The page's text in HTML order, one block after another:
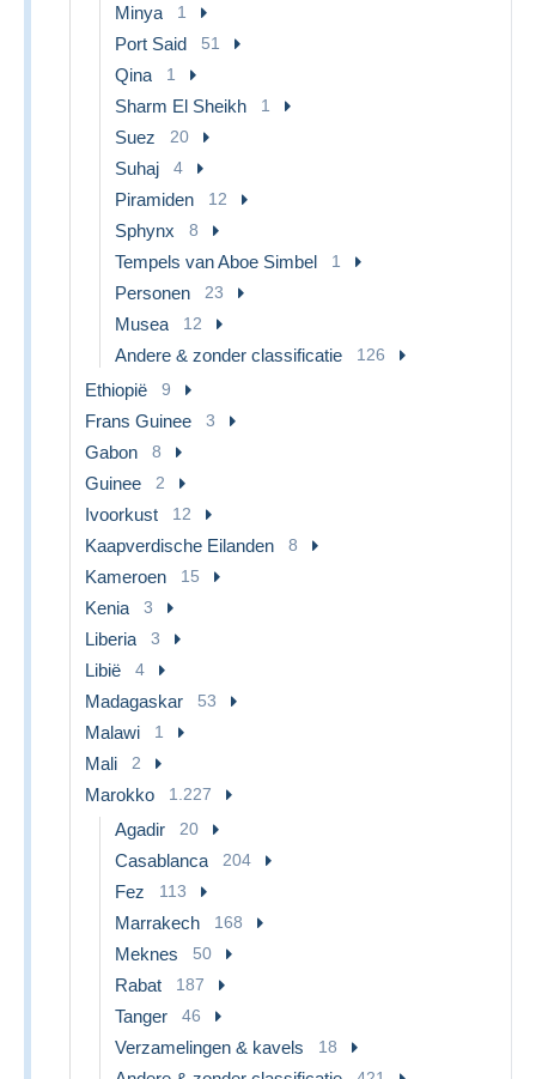
Minya 1
Port Said 51
Qina 1
Sharm El Sheikh 1
Suez 20
Suhaj 4
Piramiden 12
Sphynx 8
Tempels van Aboe Simbel 1
Personen 23
Musea 12
Andere & zonder classificatie 126
Ethiopië 9
Frans Guinee 3
Gabon 8
Guinee 2
Ivoorkust 12
Kaapverdische Eilanden 8
Kameroen 15
Kenia 3
Liberia 3
Libië 4
Madagaskar 53
Malawi 1
Mali 2
Marokko 1.227
Agadir 20
Casablanca 204
Fez 113
Marrakech 168
Meknes 50
Rabat 187
Tanger 46
Verzamelingen & kavels 18